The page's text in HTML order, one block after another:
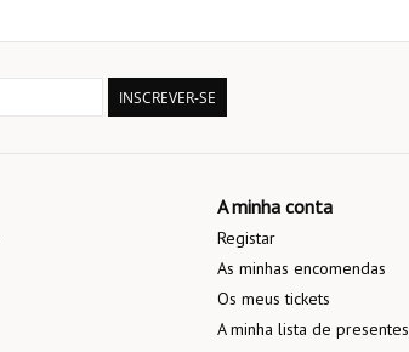
INSCREVER-SE
A minha conta
Registar
As minhas encomendas
Os meus tickets
A minha lista de presentes